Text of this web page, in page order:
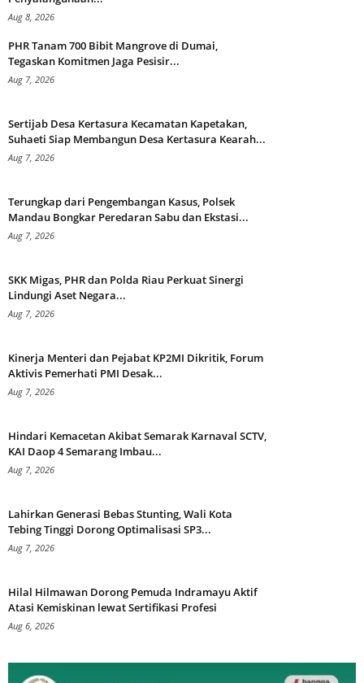
Aug 8, 2026
PHR Tanam 700 Bibit Mangrove di Dumai,
Tegaskan Komitmen Jaga Pesisir...
Aug 7, 2026
Sertijab Desa Kertasura Kecamatan Kapetakan,
Suhaeti Siap Membangun Desa Kertasura Kearah...
Aug 7, 2026
Terungkap dari Pengembangan Kasus, Polsek
Mandau Bongkar Peredaran Sabu dan Ekstasi...
Aug 7, 2026
SKK Migas, PHR dan Polda Riau Perkuat Sinergi
Lindungi Aset Negara...
Aug 7, 2026
Kinerja Menteri dan Pejabat KP2MI Dikritik, Forum
Aktivis Pemerhati PMI Desak...
Aug 7, 2026
Hindari Kemacetan Akibat Semarak Karnaval SCTV,
KAI Daop 4 Semarang Imbau...
Aug 7, 2026
Lahirkan Generasi Bebas Stunting, Wali Kota
Tebing Tinggi Dorong Optimalisasi SP3...
Aug 7, 2026
Hilal Hilmawan Dorong Pemuda Indramayu Aktif
Atasi Kemiskinan lewat Sertifikasi Profesi
Aug 6, 2026